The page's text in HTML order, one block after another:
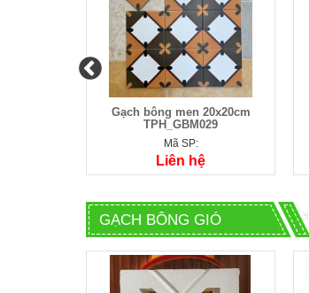
Gạch bông men 20x20cm
TPH_GBM029
Mã SP:
Liên hệ
7%
OFF
GẠCH BÔNG GIÓ